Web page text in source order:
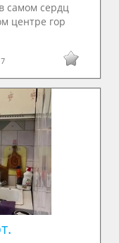
самом сердц
центре гор